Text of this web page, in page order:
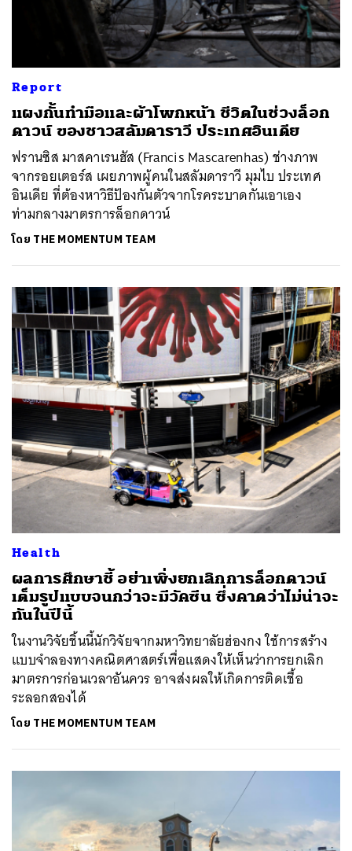
Report
แผงกั้นทำมือและผ้าโพกหน้า ชีวิตในช่วงล็อก
ดาวน์ ของชาวสลัมดาราวี ประเทศอินเดีย
ฟรานซิส มาสคาเรนฮัส (Francis Mascarenhas) ช่างภาพ
จากรอยเตอร์ส เผยภาพผู้คนในสลัมดาราวี มุมไบ ประเทศ
อินเดีย ที่ต้องหาวิธีป้องกันตัวจากโรคระบาดกันเอาเอง
ท่ามกลางมาตรการล็อกดาวน์
โดย THE MOMENTUM TEAM
Health
ผลการศึกษาชี้ อย่าเพิ่งยกเลิกการล็อกดาวน์
เต็มรูปแบบจนกว่าจะมีวัคซีน ซึ่งคาดว่าไม่น่าจะ
ทันในปีนี้
ในงานวิจัยชิ้นนี้นักวิจัยจากมหาวิทยาลัยฮ่องกง ใช้การสร้าง
แบบจำลองทางคณิตศาสตร์เพื่อแสดงให้เห็นว่าการยกเลิก
มาตรการก่อนเวลาอันควร อาจส่งผลให้เกิดการติดเชื้อ
ระลอกสองได้
โดย THE MOMENTUM TEAM